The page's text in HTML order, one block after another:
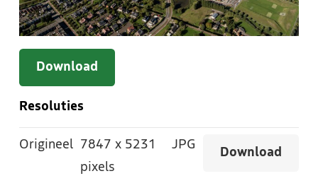
Download
Resoluties
Origineel 7847 x 5231
pixels
JPG
Download